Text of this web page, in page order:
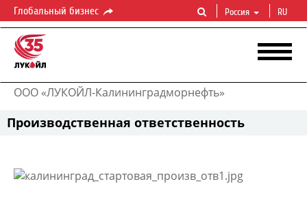
Глобальный бизнес Россия RU
ООО «ЛУКОЙЛ-Калининградморнефть»
Производственная ответственность